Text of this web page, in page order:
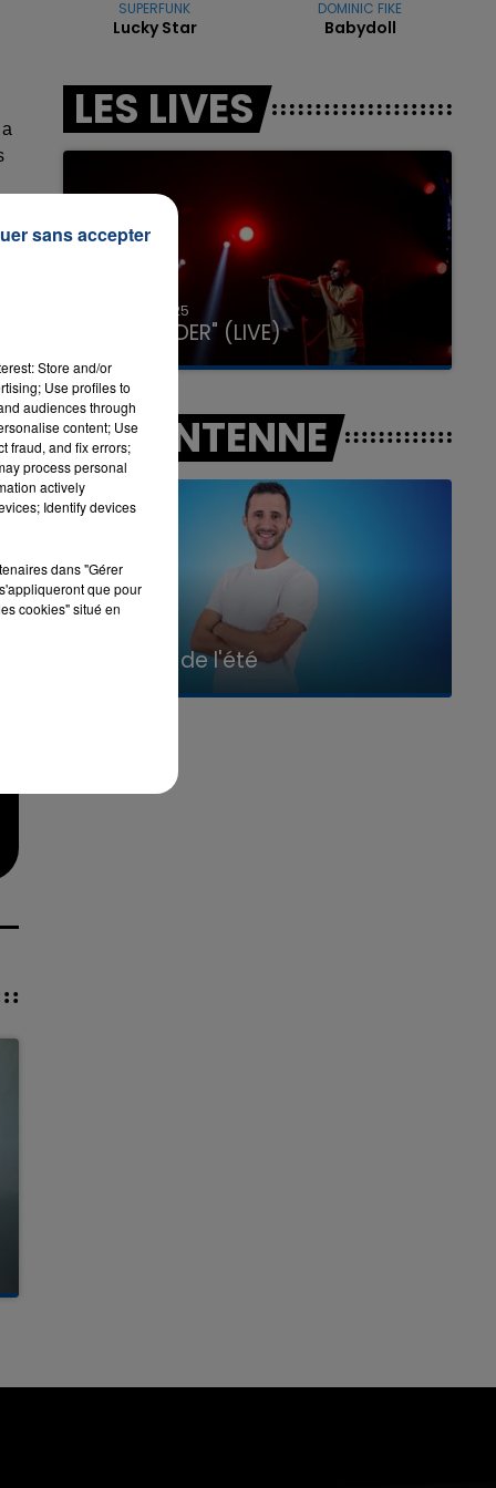
LA TEAM DE L'ÉTÉ
SUPERFUNK
Lucky Star
DOMINIC FIKE
Babydoll
LES LIVES
31 janvier 2025
GIMS "SPIDER" (LIVE)
A L'ANTENNE
La Team de l'été
Store and/or
Use profiles to
audiences through
content; Use
fraud, and fix errors;
process personal
actively
Identify devices
dans "Gérer
que pour
cookies" situé en
sans accepter